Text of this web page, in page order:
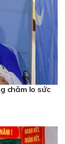
chăm lo sức